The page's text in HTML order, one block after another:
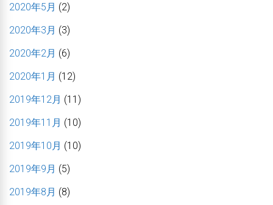
2020年5月 (2)
2020年3月 (3)
2020年2月 (6)
2020年1月 (12)
2019年12月 (11)
2019年11月 (10)
2019年10月 (10)
2019年9月 (5)
2019年8月 (8)